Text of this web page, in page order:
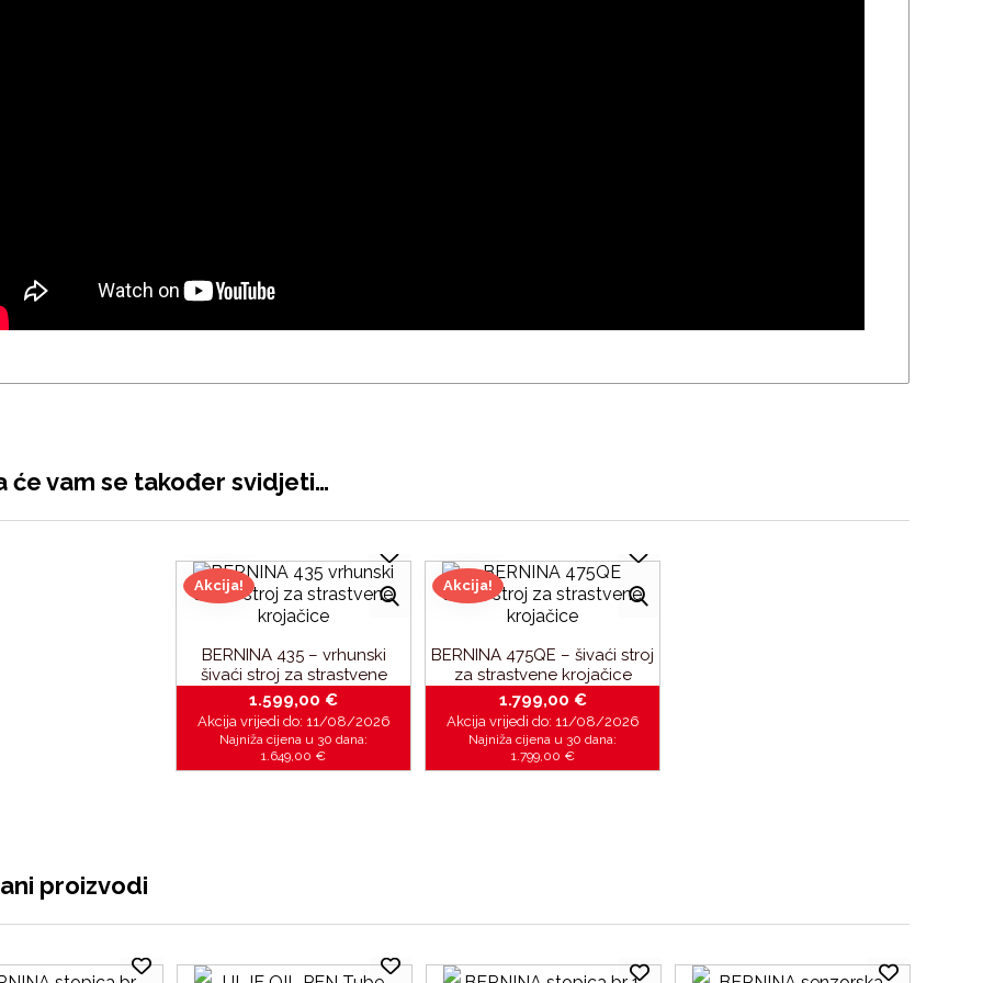
će vam se također svidjeti…
BERNINA 435 – vrhunski
šivaći stroj za strastvene
krojačice
1.599,00€
Akcija vrijedi do: 11/08/2026
Najniža cijena u 30 dana:
1.649,00 €
Akcija!
BERNINA 475QE – šivaći stroj
za strastvene krojačice
1.799,00 €
Akcija vrijedi do: 11/08/2026
Najniža cijena u 30 dana:
1.799,00 €
Akcija!
proizvodi